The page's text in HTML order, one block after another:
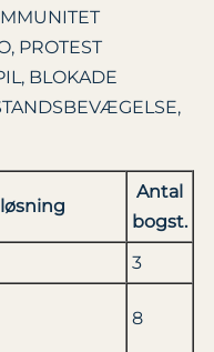
PROTEST
BLOKADE
Antal
bogst.
3
8